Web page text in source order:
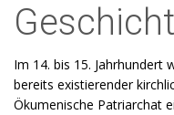
Im 14. bis 15. Jahrhundert
bereits existierender
Ökumenische Patriarchat